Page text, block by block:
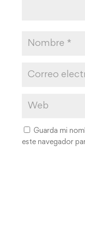
Guarda mi
este navegador